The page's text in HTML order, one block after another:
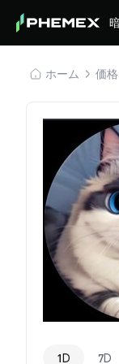
ホーム 価格
1D 7D